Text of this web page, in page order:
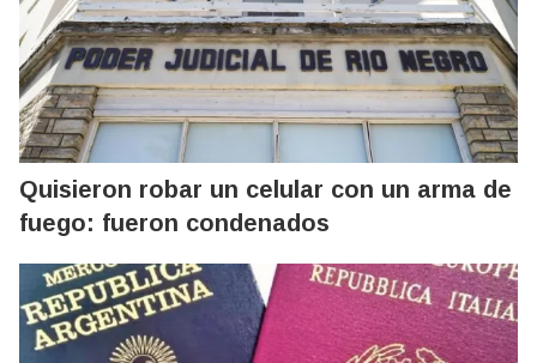
Quisieron robar un celular con un arma de
fuego: fueron condenados